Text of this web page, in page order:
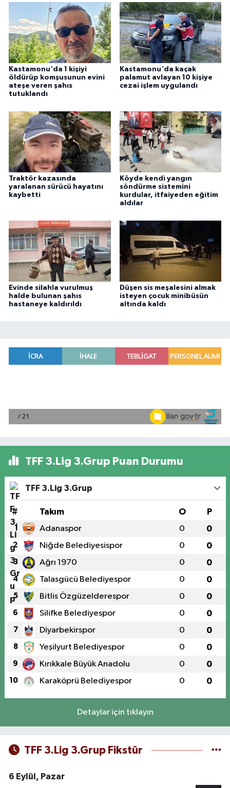
Kastamonu'da 1 kişiyi
öldürüp komşusunun evini
ateşe veren şahıs
tutuklandı
Kastamonu'da kaçak
palamut avlayan 10 kişiye
cezai işlem uygulandı
Traktör kazasında
yaralanan sürücü hayatını
kaybetti
Köyde kendi yangın
söndürme sistemini
kurdular, itfaiyeden eğitim
aldılar
Evinde silahla vurulmuş
halde bulunan şahıs
hastaneye kaldırıldı
Düşen sis meşalesini almak
isteyen çocuk minibüsün
altında kaldı
TFF 3.Lig 3.Grup Puan Durumu
TFF 3.Lig 3.Grup
# Takım O P
1 Adanaspor 0 0
2 Niğde Belediyesispor 0 0
3 Ağrı 1970 0 0
4 Talasgücü Belediyespor 0 0
5 Bitlis Özgüzelderespor 0 0
6 Silifke Belediyespor 0 0
7 Diyarbekirspor 0 0
8 Yeşilyurt Belediyespor 0 0
9 Kırıkkale Büyük Anadolu 0 0
10 Karaköprü Belediyespor 0 0
Detaylar için tıklayın
TFF 3.Lig 3.Grup Fikstür
6 Eylül, Pazar